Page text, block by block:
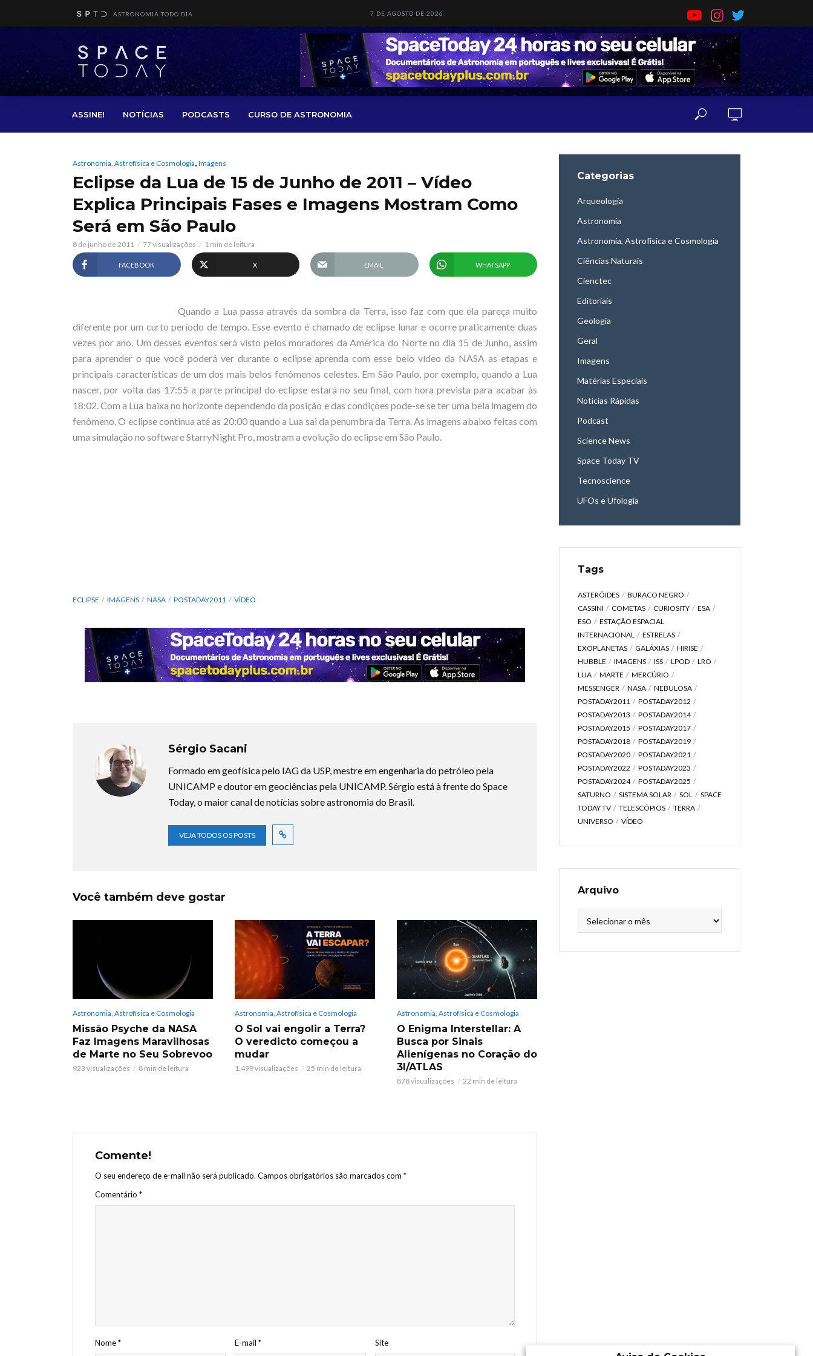
ASTRONOMIA TODO DIA 7 DE AGOSTO DE 2026
ASSINE! NOTÍCIAS PODCASTS CURSO DE ASTRONOMIA
Astronomia, Astrofísica e Cosmologia, Imagens
Eclipse da Lua de 15 de Junho de 2011 – Vídeo
Explica Principais Fases e Imagens Mostram Como
Será em São Paulo
8 de junho de 2011 77 visualizações 1 min de leitura
FACEBOOK X EMAIL WHATSAPP
Quando a Lua passa através da sombra da Terra, isso faz com que ela pareça muito
diferente por um curto período de tempo. Esse evento é chamado de eclipse lunar e ocorre praticamente duas
vezes por ano. Um desses eventos será visto pelos moradores da América do Norte no dia 15 de Junho, assim
para aprender o que você poderá ver durante o eclipse aprenda com esse belo vídeo da NASA as etapas e
principais características de um dos mais belos fenômenos celestes. Em São Paulo, por exemplo, quando a Lua
nascer, por volta das 17:55 a parte principal do eclipse estará no seu final, com hora prevista para acabar às
18:02. Com a Lua baixa no horizonte dependendo da posição e das condições pode-se se ter uma bela imagem do
fenômeno. O eclipse continua até as 20:00 quando a Lua sai da penumbra da Terra. As imagens abaixo feitas com
uma simulação no software StarryNight Pro, mostram a evolução do eclipse em São Paulo.
ECLIPSE IMAGENS NASA POSTADAY2011 VÍDEO
Sérgio Sacani
Formado em geofísica pelo IAG da USP, mestre em engenharia do petróleo pela
UNICAMP e doutor em geociências pela UNICAMP. Sérgio está à frente do Space
Today, o maior canal de notícias sobre astronomia do Brasil.
VEJA TODOS OS POSTS
Você também deve gostar
Astronomia, Astrofísica e Cosmologia
Missão Psyche da NASA
Faz Imagens Maravilhosas
de Marte no Seu Sobrevoo
923 visualizações 8 min de leitura
Astronomia, Astrofísica e Cosmologia
O Sol vai engolir a Terra?
O veredicto começou a
mudar
1.499 visualizações 25 min de leitura
Astronomia, Astrofísica e Cosmologia
O Enigma Interstellar: A
Busca por Sinais
Alienígenas no Coração do
3I/ATLAS
878 visualizações 22 min de leitura
Comente!
O seu endereço de e-mail não será publicado. Campos obrigatórios são marcados com *
Comentário *
Nome* E-mail* Site
Categorias
Arqueologia
Astronomia
Astronomia, Astrofísica e Cosmologia
Ciências Naturais
Cienctec
Editoriais
Geologia
Geral
Imagens
Matérias Especiais
Notícias Rápidas
Podcast
Science News
Space Today TV
Tecnoscience
UFOs e Ufologia
Tags
ASTERÓIDES
BURACO NEGRO
CASSINI
COMETAS CURIOSITY
ESA
ESO
ESTAÇÃO ESPACIAL
INTERNACIONAL
ESTRELAS
EXOPLANETAS
GALÁXIAS
HIRISE
HUBBLE
IMAGENS ISS LPOD
LRO
LUA
MARTE
MERCÚRIO
MESSENGER
NASA
NEBULOSA
POSTADAY2011
POSTADAY2012
POSTADAY2013
POSTADAY2014
POSTADAY2015
POSTADAY2017
POSTADAY2018
POSTADAY2019
POSTADAY2020
POSTADAY2021
POSTADAY2022
POSTADAY2023
POSTADAY2024
POSTADAY2025
SATURNO
SISTEMA SOLAR SOL
SPACE
TODAY TV
TELESCÓPIOS
TERRA
UNIVERSO
VÍDEO
Arquivo